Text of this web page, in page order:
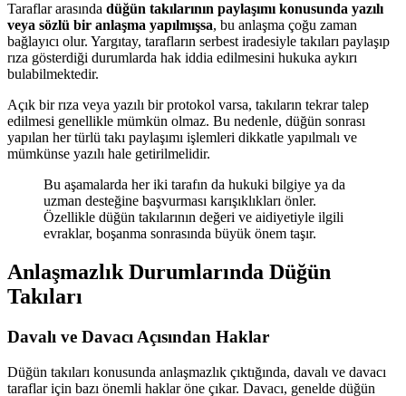
Taraflar arasında düğün takılarının paylaşımı konusunda yazılı
veya sözlü bir anlaşma yapılmışsa, bu anlaşma çoğu zaman
bağlayıcı olur. Yargıtay, tarafların serbest iradesiyle takıları paylaşıp
rıza gösterdiği durumlarda hak iddia edilmesini hukuka aykırı
bulabilmektedir.
Açık bir rıza veya yazılı bir protokol varsa, takıların tekrar talep
edilmesi genellikle mümkün olmaz. Bu nedenle, düğün sonrası
yapılan her türlü takı paylaşımı işlemleri dikkatle yapılmalı ve
mümkünse yazılı hale getirilmelidir.
Bu aşamalarda her iki tarafın da hukuki bilgiye ya da
uzman desteğine başvurması karışıklıkları önler.
Özellikle düğün takılarının değeri ve aidiyetiyle ilgili
evraklar, boşanma sonrasında büyük önem taşır.
Anlaşmazlık Durumlarında Düğün
Takıları
Davalı ve Davacı Açısından Haklar
Düğün takıları konusunda anlaşmazlık çıktığında, davalı ve davacı
taraflar için bazı önemli haklar öne çıkar. Davacı, genelde düğün